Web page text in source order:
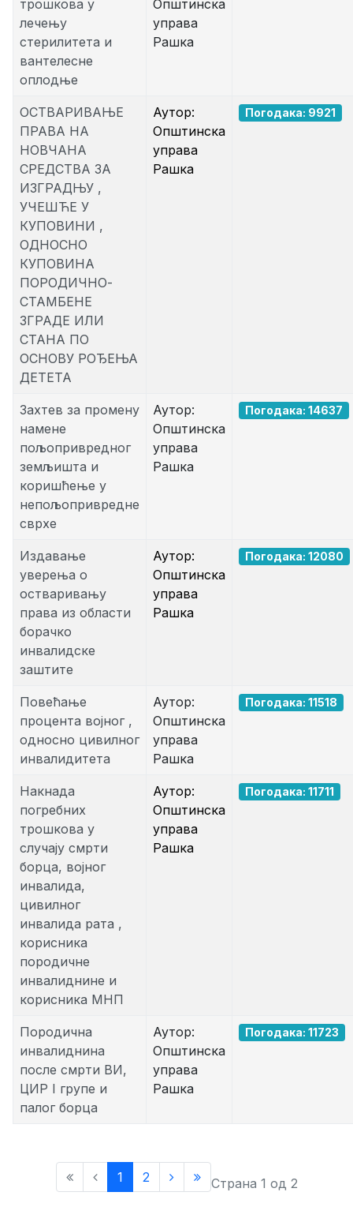
трошкова у
лечењу
стерилитета и
вантелеснe
оплодњe
Општинска
управа
Рашка
ОСТВАРИВАЊЕ
ПРАВА НА
НОВЧАНА
СРЕДСТВА ЗА
ИЗГРАДЊУ ,
УЧЕШЋЕ У
КУПОВИНИ ,
ОДНОСНО
КУПОВИНА
ПОРОДИЧНО-
СТАМБЕНЕ
ЗГРАДЕ ИЛИ
СТАНА ПО
ОСНОВУ РОЂЕЊА
ДЕТЕТА
Аутор:
Општинска
управа
Рашка
Погодака: 9921
Захтев за промену
намене
пољопривредног
земљишта и
коришћење у
непољопривредне
сврхе
Аутор:
Општинска
управа
Рашка
Погодака: 14637
Издавање
уверења о
остваривању
права из области
борачко
инвалидске
заштите
Аутор:
Општинска
управа
Рашка
Погодака: 12080
Повећање
процента војног ,
односно цивилног
инвалидитета
Аутор:
Општинска
управа
Рашка
Погодака: 11518
Накнада
погребних
трошкова у
случају смрти
борца, војног
инвалида,
цивилног
инвалида рата ,
корисника
породичне
инвалиднине и
корисника МНП
Аутор:
Општинска
управа
Рашка
Погодака: 11711
Породична
инвалиднина
после смрти ВИ,
ЦИР I групе и
палог борца
Аутор:
Општинска
управа
Рашка
Погодака: 11723
1 2 Страна 1 од 2